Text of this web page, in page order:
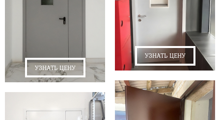
УЗНАТЬ ЦЕНУ
УЗНАТЬ ЦЕНУ